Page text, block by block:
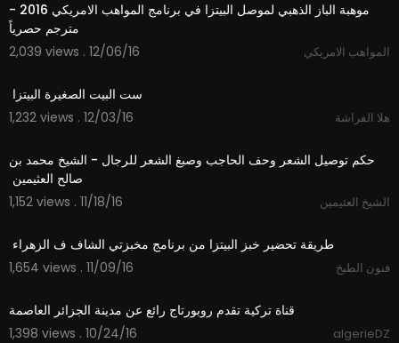
‫موهبة الباز الذهبي لموصل البيتزا في برنامج المواهب الامريكي 2016 -
2,039 views . 12/06/16
المواهب الامريكي
1,232 views . 12/03/16
هلا الفراشة
‫حكم توصيل الشعر وحف الحاجب وصبغ الشعر للرجال - الشيخ محمد بن
1,152 views . 11/18/16
الشيخ العثيمين
1,654 views . 11/09/16
فنون الطبخ
قناة تركية تقدم روبورتاج رائع عن مدينة الجزائر العاصمة
1,398 views . 10/24/16
algerieDZ